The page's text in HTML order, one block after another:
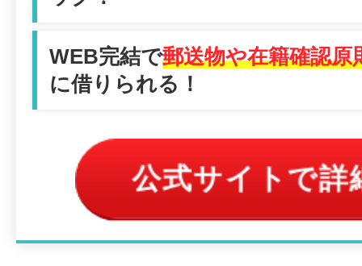
WEB完結で郵送物や在籍確認原
に借りられる！
公式サイトで詳